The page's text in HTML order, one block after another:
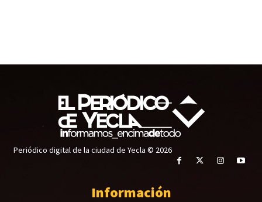
Periódico digital de la ciudad de Yecla © 2026
Información